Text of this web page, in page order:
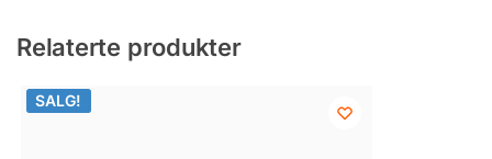
Relaterte produkter
SALG!
SALG!